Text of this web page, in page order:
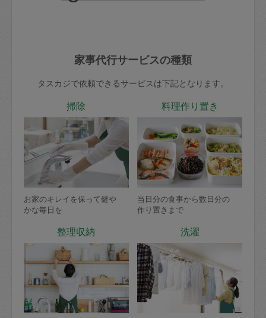
家事代行サービスの種類
タスカジで依頼できるサービスは下記となります。
掃除
お家のキレイを保って健や
かな毎日を
料理作り置き
当日分の食事から数日分の
作り置きまで
整理収納 洗濯